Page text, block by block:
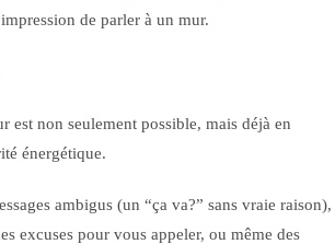
de parler à un mur.
est non seulement possible, mais déjà en
énergétique.
ambigus (un “ça va?” sans vraie raison),
excuses pour vous appeler, ou même des